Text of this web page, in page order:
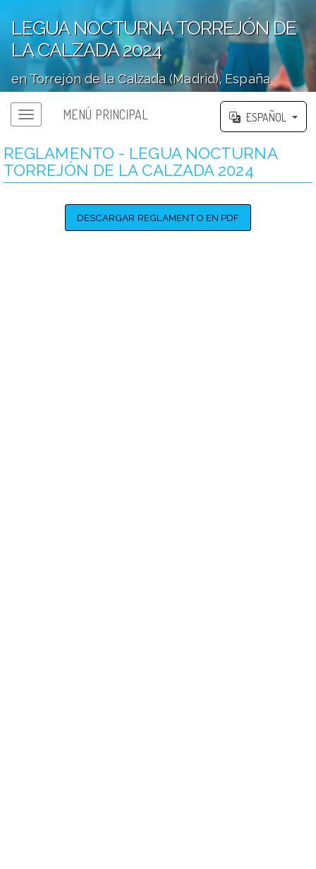
LEGUA NOCTURNA TORREJÓN DE
LA CALZADA 2024
en Torrejón de la Calzada (Madrid), España
MENÚ PRINCIPAL ESPAÑOL
REGLAMENTO - LEGUA NOCTURNA
TORREJÓN DE LA CALZADA 2024
DESCARGAR REGLAMENTO EN PDF